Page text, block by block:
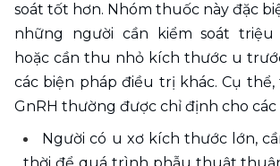
soát tốt hơn. Nhóm thuốc này đặc
những người cần kiểm soát triệu
hoặc cần thu nhỏ kích thước u
các biện pháp điều trị khác. Cụ
GnRH thường được chỉ định cho các
Người có u xơ kích thước lớn,